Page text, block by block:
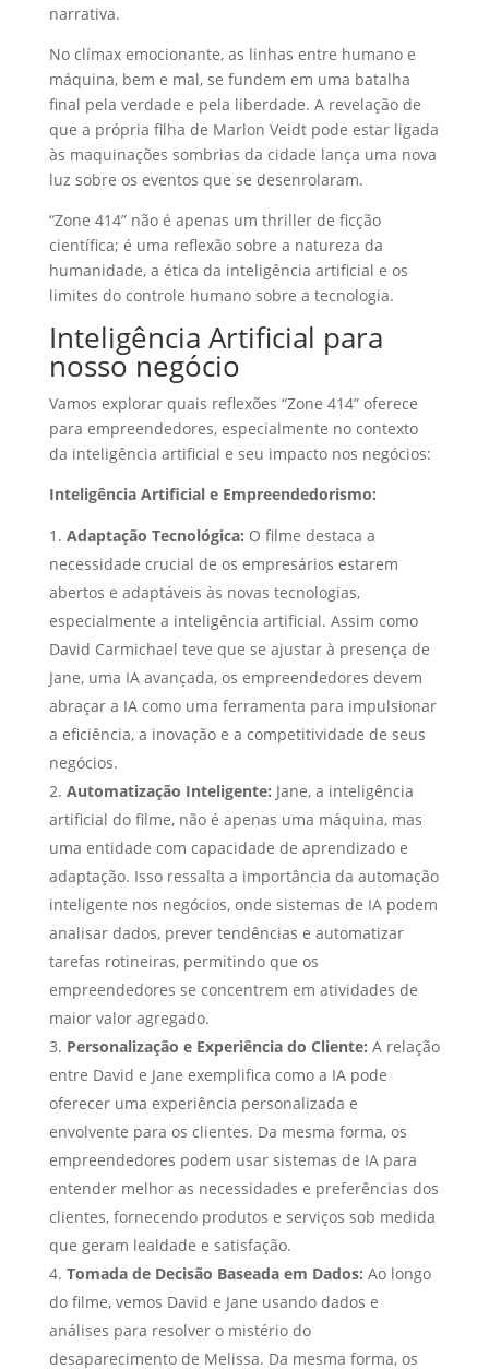
narrativa.
No clímax emocionante, as linhas entre humano e
máquina, bem e mal, se fundem em uma batalha
final pela verdade e pela liberdade. A revelação de
que a própria filha de Marlon Veidt pode estar ligada
às maquinações sombrias da cidade lança uma nova
luz sobre os eventos que se desenrolaram.
“Zone 414” não é apenas um thriller de ficção
científica; é uma reflexão sobre a natureza da
humanidade, a ética da inteligência artificial e os
limites do controle humano sobre a tecnologia.
Inteligência Artificial para
nosso negócio
Vamos explorar quais reflexões “Zone 414” oferece
para empreendedores, especialmente no contexto
da inteligência artificial e seu impacto nos negócios:
Inteligência Artificial e Empreendedorismo:
Adaptação Tecnológica: O filme destaca a
necessidade crucial de os empresários estarem
abertos e adaptáveis às novas tecnologias,
especialmente a inteligência artificial. Assim como
David Carmichael teve que se ajustar à presença de
Jane, uma IA avançada, os empreendedores devem
abraçar a IA como uma ferramenta para impulsionar
a eficiência, a inovação e a competitividade de seus
negócios.
Automatização Inteligente: Jane, a inteligência
artificial do filme, não é apenas uma máquina, mas
uma entidade com capacidade de aprendizado e
adaptação. Isso ressalta a importância da automação
inteligente nos negócios, onde sistemas de IA podem
analisar dados, prever tendências e automatizar
tarefas rotineiras, permitindo que os
empreendedores se concentrem em atividades de
maior valor agregado.
Personalização e Experiência do Cliente: A relação
entre David e Jane exemplifica como a IA pode
oferecer uma experiência personalizada e
envolvente para os clientes. Da mesma forma, os
empreendedores podem usar sistemas de IA para
entender melhor as necessidades e preferências dos
clientes, fornecendo produtos e serviços sob medida
que geram lealdade e satisfação.
Tomada de Decisão Baseada em Dados: Ao longo
do filme, vemos David e Jane usando dados e
análises para resolver o mistério do
desaparecimento de Melissa. Da mesma forma, os